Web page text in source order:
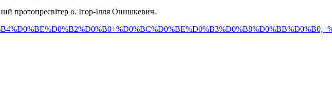
протопресвітер о. Ігор-Ілля Онишкевич.